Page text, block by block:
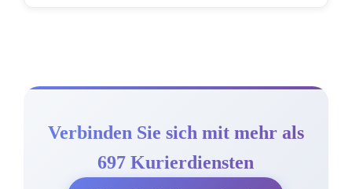
Verbinden Sie sich mit mehr als
697 Kurierdiensten